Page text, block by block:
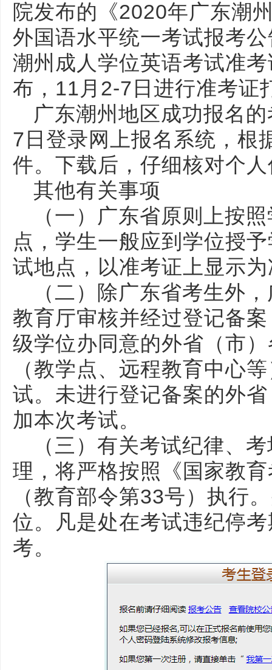
院发布的《2020年广东潮
外国语水平统一考试报考
潮州成人学位英语考试准
布，11月2-7日进行准考证
广东潮州地区成功报名
7日登录网上报名系统，根
件。下载后，仔细核对个
其他有关事项
（一）广东省原则上按
点，学生一般应到学位授
试地点，以准考证上显示
（二）除广东省考生外
教育厅审核并经过登记备
级学位办同意的外省（市
（教学点、远程教育中心
试。未进行登记备案的外
加本次考试。
（三）有关考试纪律、
理，将严格按照《国家教
（教育部令第33号）执行
位。凡是处在考试违纪停
考。